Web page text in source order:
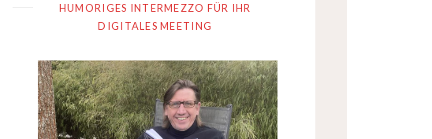
HUMORIGES INTERMEZZO FÜR IHR
DIGITALES MEETING